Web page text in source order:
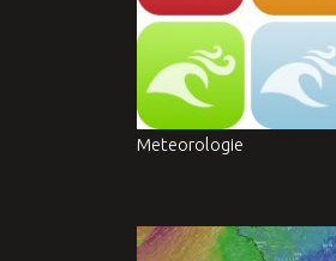
Meteorologie